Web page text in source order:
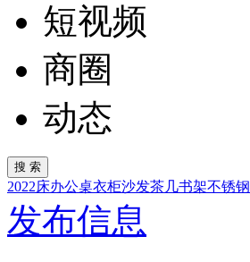
短视频
商圈
动态
2022床办公桌衣柜沙发茶几书架不锈钢
发布信息